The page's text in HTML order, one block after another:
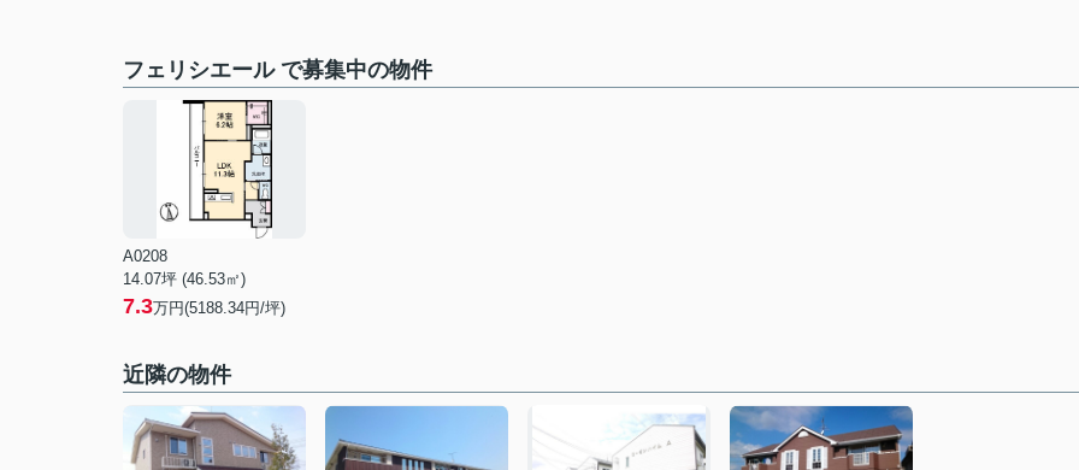
フェリシエール で募集中の物件
A0208
14.07坪 (46.53㎡)
7.3万円(5188.34円/坪)
近隣の物件